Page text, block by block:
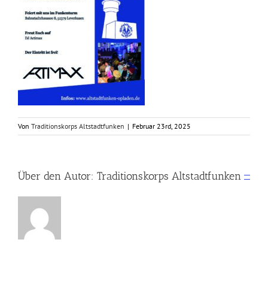
Von Traditionskorps Altstadtfunken | Februar 23rd, 2025
Über den Autor: Traditionskorps Altstadtfunken